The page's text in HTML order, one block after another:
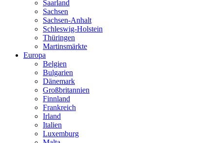
Saarland
Sachsen
Sachsen-Anhalt
Schleswig-Holstein
Thüringen
Martinsmärkte
Europa
Belgien
Bulgarien
Dänemark
Großbritannien
Finnland
Frankreich
Irland
Italien
Luxemburg